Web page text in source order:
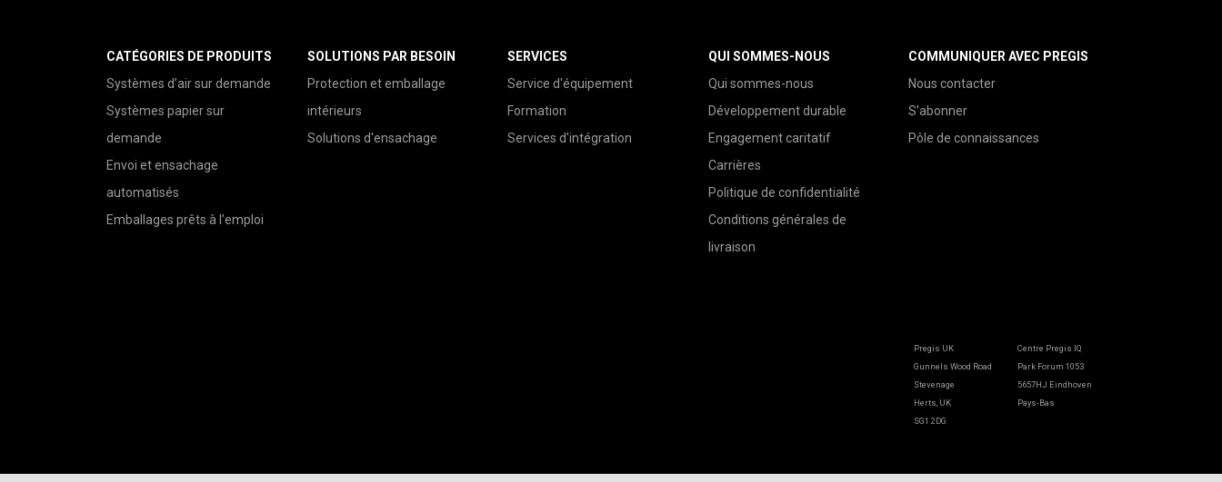
CATÉGORIES DE PRODUITS
Systèmes d’air sur demande
Systèmes papier sur
demande
Envoi et ensachage
automatisés
Emballages prêts à l’emploi
SOLUTIONS PAR BESOIN
Protection et emballage
intérieurs
Solutions d'ensachage
SERVICES
Service d'équipement
Formation
Services d'intégration
QUI SOMMES-NOUS
Qui sommes-nous
Développement durable
Engagement caritatif
Carrières
Politique de confidentialité
Conditions générales de
livraison
COMMUNIQUER AVEC PREGIS
Nous contacter
S'abonner
Pôle de connaissances
Pregis UK
Gunnels Wood Road
Stevenage
Herts, UK
SG1 2DG
Centre Pregis IQ
Park Forum 1053
5657HJ Eindhoven
Pays-Bas